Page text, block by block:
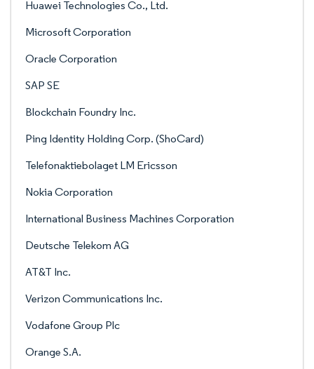
Huawei Technologies Co., Ltd.
Microsoft Corporation
Oracle Corporation
SAP SE
Blockchain Foundry Inc.
Ping Identity Holding Corp. (ShoCard)
Telefonaktiebolaget LM Ericsson
Nokia Corporation
International Business Machines Corporation
Deutsche Telekom AG
AT&T Inc.
Verizon Communications Inc.
Vodafone Group Plc
Orange S.A.